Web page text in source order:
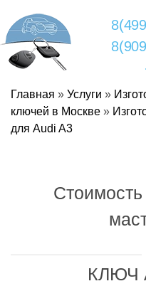
Главная » Услуги »
ключей в Москве »
для Audi A3
КЛЮЧ